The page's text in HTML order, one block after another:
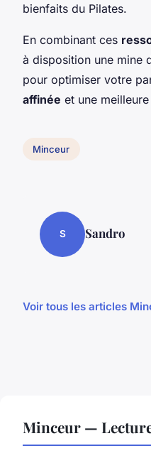
bienfaits du Pilates.
En combinant ces
à disposition une mine
pour optimiser votre
affinée et une
Minceur
S Sandro
Voir tous les articles
Minceur —